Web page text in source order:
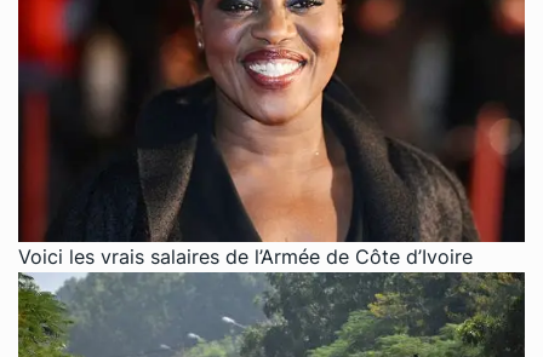
Voici les vrais salaires de l’Armée de Côte d’Ivoire